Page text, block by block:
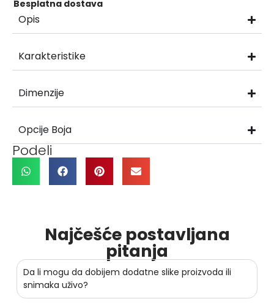
Besplatna dostava
Opis
Karakteristike
Dimenzije
Opcije Boja
Podeli
Najčešće postavljana
pitanja
Da li mogu da dobijem dodatne slike proizvoda ili
snimaka uživo?